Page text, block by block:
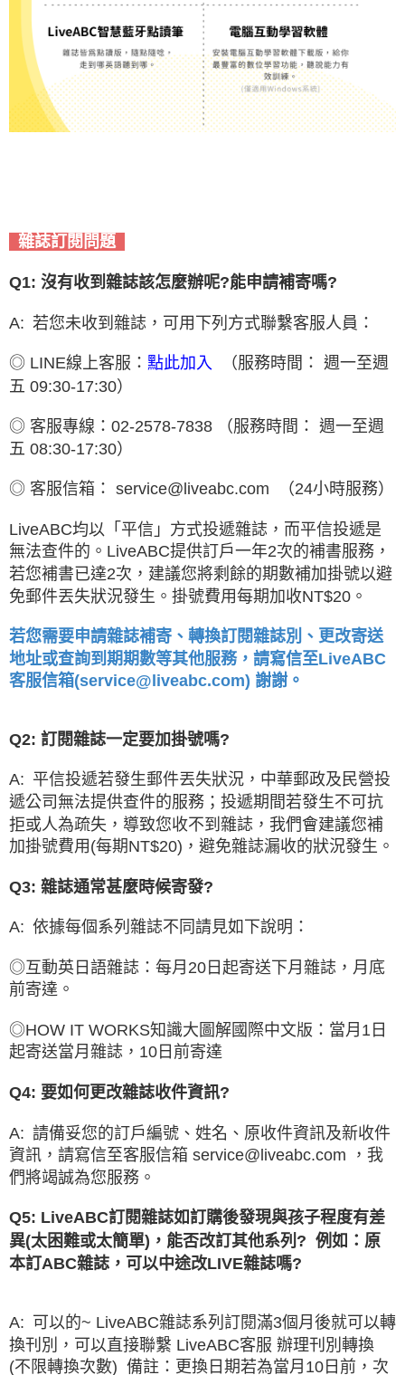
雜誌訂閱問題
Q1: 沒有收到雜誌該怎麼辦呢?能申請補寄嗎?
A: 若您未收到雜誌，可用下列方式聯繫客服人員：
◎ LINE線上客服 ： 點此加入
（服務時間： 週一至週
五 09:30-17:30）
◎ 客服專線：02-2578-7838
（服務時間： 週一至週
五 08:30-17:30）
◎ 客服信箱： service@liveabc.com （24小時服務）
LiveABC均以「平信」方式投遞雜誌，而平信投遞是
無法查件的。LiveABC提供訂戶一年2次的補書服務，
若您補書已達2次，建議您將剩餘的期數補加掛號以避
免郵件丟失狀況發生。掛號費用每期加收NT$20。
若您需要申請雜誌補寄、轉換訂閱雜誌別、更改寄送
地址或查詢到期期數等其他服務，請寫信至LiveABC
客服信箱(service@liveabc.com) 謝謝。
Q2: 訂閱雜誌一定要加掛號嗎?
A: 平信投遞若發生郵件丟失狀況，中華郵政及民營投
遞公司無法提供查件的服務；投遞期間若發生不可抗
拒或人為疏失，導致您收不到雜誌，我們會建議您補
加掛號費用(每期NT$20)，避免雜誌漏收的狀況發生。
Q3: 雜誌通常甚麼時候寄發?
A: 依據每個系列雜誌不同請見如下說明：
◎互動英日語雜誌：每月20日起寄送下月雜誌，月底
前寄達。
◎HOW IT WORKS知識大圖解國際中文版：當月1日
起寄送當月雜誌，10日前寄達
Q4: 要如何更改雜誌收件資訊?
A: 請備妥您的訂戶編號、姓名、原收件資訊及新收件
資訊，請寫信至客服信箱 service@liveabc.com ，我
們將竭誠為您服務。
Q5: LiveABC訂閱雜誌如訂購後發現與孩子程度有差
異(太困難或太簡單)，能否改訂其他系列? 例如：原
本訂ABC雜誌，可以中途改LIVE雜誌嗎?
A: 可以的~ LiveABC雜誌系列訂閱滿3個月後就可以轉
換刊別，可以直接聯繫 LiveABC客服 辦理刊別轉換
(不限轉換次數) 備註：更換日期若為當月10日前，次